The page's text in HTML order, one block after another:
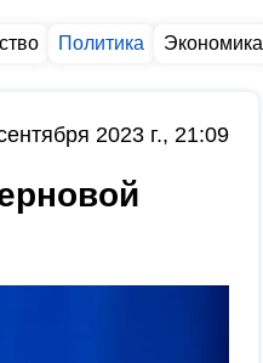
Политика Экономика
2023 г., 21:09